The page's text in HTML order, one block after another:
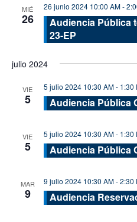
MIÉ
26
26 junio 2024 10:00 AM-
Audiencia Pública
23-EP
julio 2024
VIE
5
5 julio 2024 10:30 AM- 1:30
Audiencia Pública
VIE
5
5 julio 2024 10:30 AM- 1:30
Audiencia Pública
MAR
9
9 julio 2024 10:30 AM-2:30
Audiencia